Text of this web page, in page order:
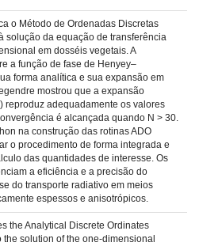
o Método de Ordenadas Discretas
solução da equação de transferência
em dosséis vegetais. A
a função de fase de Henyey–
forma analítica e sua expansão em
mostrou que a expansão
reproduz adequadamente os valores
é alcançada quando N > 30.
na construção das rotinas ADO
o procedimento de forma integrada e
das quantidades de interesse. Os
a eficiência e a precisão do
do transporte radiativo em meios
espessos e anisotrópicos.
the Analytical Discrete Ordinates
the solution of the one-dimensional